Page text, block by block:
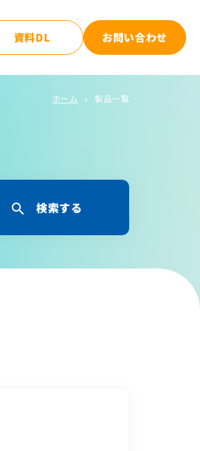
資料DL お問い合わせ
ホーム chevron_right 製品一覧
検索する